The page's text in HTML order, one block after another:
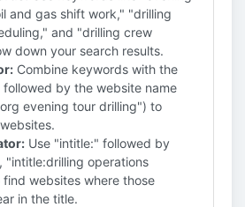
and gas shift work," "drilling
and "drilling crew
down your search results.
Combine keywords with the
by the website name
evening tour drilling") to
Use "intitle:" followed by
"intitle:drilling operations
websites where those
in the title.